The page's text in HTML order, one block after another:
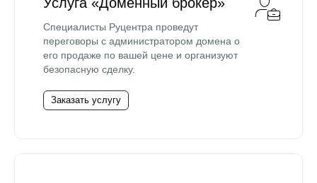
Специалисты Руцентра проведут
переговоры с администратором домена о
его продаже по вашей цене и организуют
безопасную сделку.
Заказать услугу